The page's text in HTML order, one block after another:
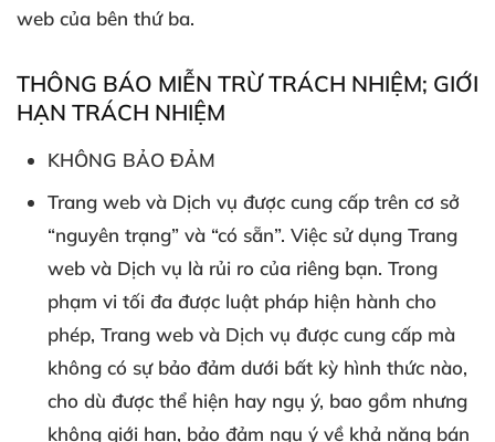
web của bên thứ ba.
THÔNG BÁO MIỄN TRỪ TRÁCH NHIỆM; GIỚI
HẠN TRÁCH NHIỆM
KHÔNG BẢO ĐẢM
Trang web và Dịch vụ được cung cấp trên cơ sở
“nguyên trạng” và “có sẵn”. Việc sử dụng Trang
web và Dịch vụ là rủi ro của riêng bạn. Trong
phạm vi tối đa được luật pháp hiện hành cho
phép, Trang web và Dịch vụ được cung cấp mà
không có sự bảo đảm dưới bất kỳ hình thức nào,
cho dù được thể hiện hay ngụ ý, bao gồm nhưng
không giới hạn, bảo đảm ngụ ý về khả năng bán